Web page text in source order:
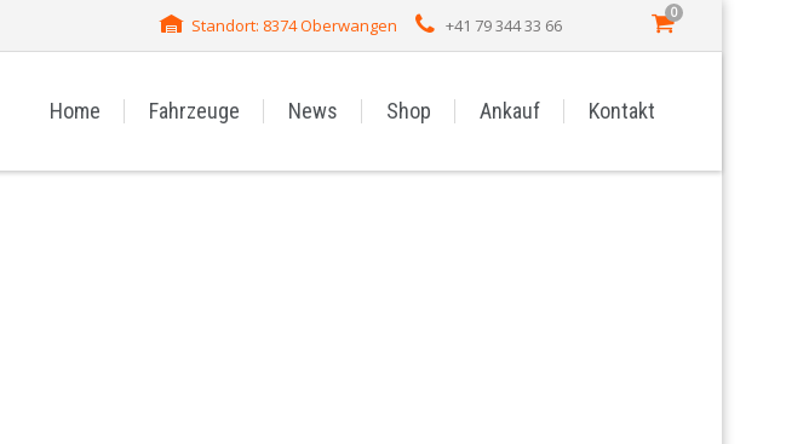
Standort: 8374 Oberwangen +41 79 344 33 66
0
Home Fahrzeuge News Shop Ankauf Kontakt